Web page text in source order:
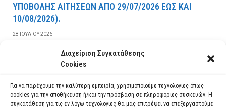
Διαχείριση Συγκατάθεσης
Cookies
Για να παρέχουμε την καλύτερη εμπειρία, χρησιμοποιούμε τεχνολογίες όπως
cookies για την αποθήκευση ή/και την πρόσβαση σε πληροφορίες συσκευών. Η
συγκατάθεση για τις εν λόγω τεχνολογίες θα μας επιτρέψει να επεξεργαστούμε
YΠOBOΛHΣ AITHΣEΩN AΠO 29/07/2026 EΩΣ KAI
10/08/2026).
28 ΙΟΥΛΊΟΥ 2026
ΔΙΑΒΆΣΤΕ ΠΕΡΙΣΣΌΤΕΡΑ